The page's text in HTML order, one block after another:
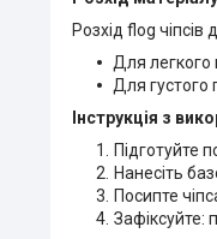
Розхід flog
Для легкого
Для густого
Інструкція з
Підготуйте
Нанесіть
Посипте
Зафіксуйте: